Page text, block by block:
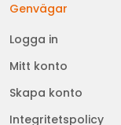
Genvägar
Logga in
Mitt konto
Skapa konto
Integritetspolicy